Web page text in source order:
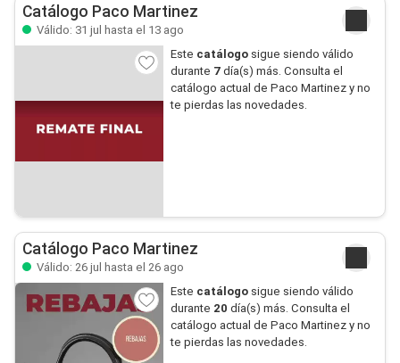
Catálogo Paco Martinez
Válido: 31 jul hasta el 13 ago
Este catálogosigue siendo válido
durante 7día(s) más. Consulta el
catálogo actual de Paco Martinez y no
te pierdas las novedades.
Catálogo Paco Martinez
Válido: 26 jul hasta el 26 ago
Este catálogosigue siendo válido
durante 20 día(s) más. Consulta el
catálogo actual de Paco Martinez y no
te pierdas las novedades.